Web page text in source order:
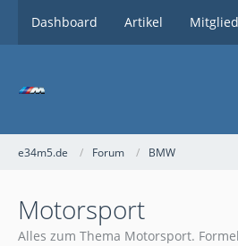
Dashboard Artikel
e34m5.de Forum BMW
Motorsport
Alles zum Thema Motorsport.